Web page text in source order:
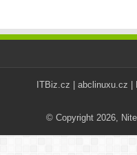
ITBiz.cz abclinuxu.cz
© Copyright 2026,